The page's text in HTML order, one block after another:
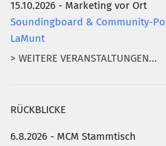
15.10.2026 - Marketing vor Ort
Soundingboard & Community-
LaMunt
> WEITERE VERANSTALTUNGEN...
RÜCKBLICKE
6.8.2026 - MCM Stammtisch